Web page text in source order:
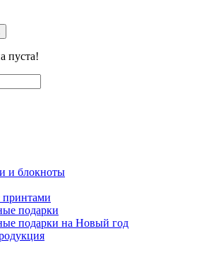
пуста!
и блокноты
принтами
подарки
подарки на Новый год